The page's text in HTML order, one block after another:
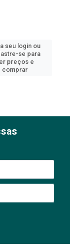
seu login ou
se para
preços e
comprar